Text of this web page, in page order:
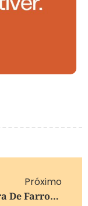
Próximo
Prefeitura De Farroupilha Divulga Lista De Suplentes Para Cursos De Extensão Musical